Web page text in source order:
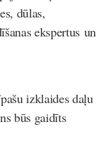
dūlas,
ekspertus un
izklaides daļu
būs gaidīts